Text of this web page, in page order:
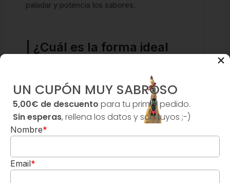
paladar y potencia los sabores.
| ¿Cuál es la forma ideal
Luna Shiraz?
Para disfrutar plenamente del Chalk Hill
Luna Shiraz, te recomiendo servirlo a una
temperatura de entre 16°C y 18°C. Es
minutos, y si puedes, hasta una hora antes
de servirlo; esto permitirá que se airee,
UN CUPÓN MUY SABROSO
5,00€ de descuento para tu primer pedido.
Sin esperas, rellena los datos y son tuyos ;-)
Nombre*
Email*